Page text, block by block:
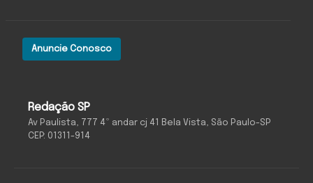
Redação SP
Av Paulista, 777 4º andar cj 41 Bela Vista, São Paulo-SP
CEP: 01311-914
Anuncie Conosco